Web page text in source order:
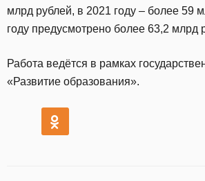
млрд рублей, в 2021 году – более 59
году предусмотрено более 63,2 млрд
Работа ведётся в рамках
«Развитие образования».